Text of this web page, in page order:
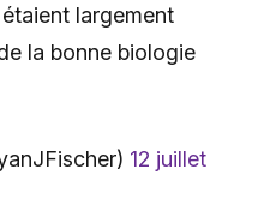
largement
la bonne biologie
12 juillet